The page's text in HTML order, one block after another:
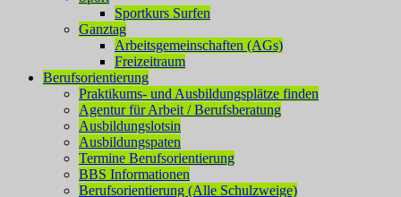
Sportkurs Surfen
Ganztag
Arbeitsgemeinschaften (AGs)
Freizeitraum
Berufsorientierung
Praktikums- und Ausbildungsplätze finden
Agentur für Arbeit / Berufsberatung
Ausbildungslotsin
Ausbildungspaten
Termine Berufsorientierung
BBS Informationen
Berufsorientierung (Alle Schulzweige)